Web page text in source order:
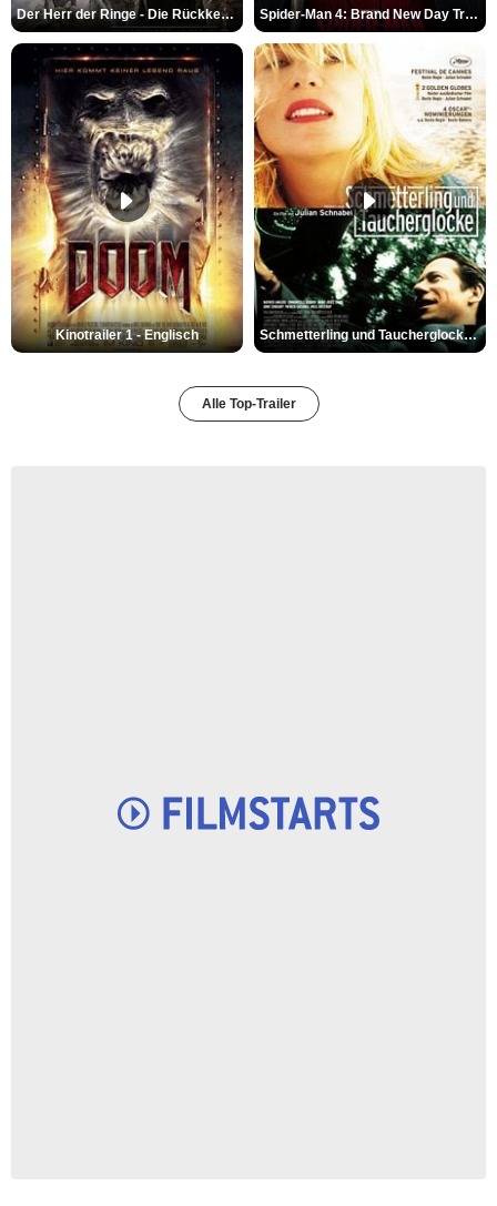
Der Herr der Ringe - Die Rückkehr des Königs Trailer OV Spider-Man 4: Brand New Day Trailer (3) DF
Kinotrailer 1 - Englisch Schmetterling und Taucherglocke Trailer DF
Alle Top-Trailer